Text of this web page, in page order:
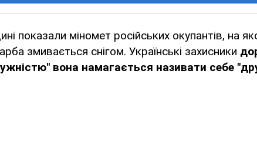
показали міномет російських окупантів, на
змивається снігом. Українські захисники
вона намагається називати себе